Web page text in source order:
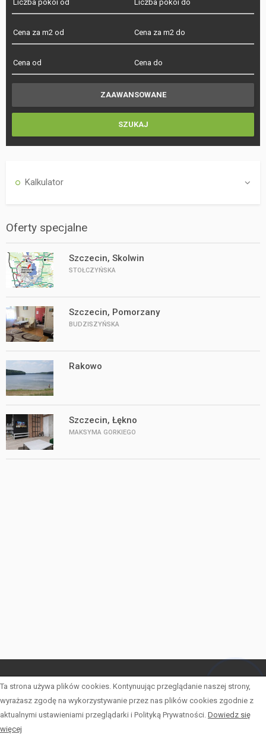
Kalkulator
Oferty specjalne
Szczecin, Skolwin
STOŁCZYŃSKA
Szczecin, Pomorzany
BUDZISZYŃSKA
Rakowo
Szczecin, Łękno
MAKSYMA GORKIEGO
LISTA OFERT
OFERTY SPECJALNE
Ta strona używa plików cookies. Kontynuując przeglądanie naszej strony,
wyrażasz zgodę na wykorzystywanie przez nas plików cookies zgodnie z
aktualnymi ustawieniami przeglądarki i Polityką Prywatności. Dowiedz się
więcej
Hej! Chętnie Ci pomogę